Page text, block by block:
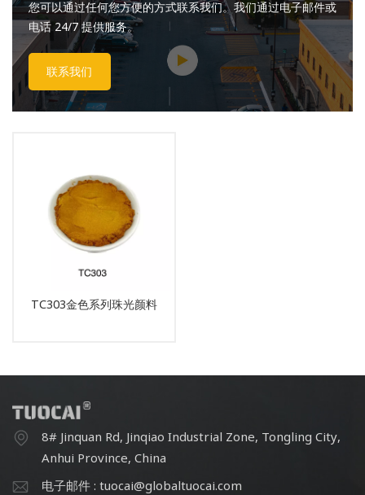
您可以通过任何您方便的方式联系我们。我们通过电子邮件或
电话 24/7 提供服务。
联系我们
TC303金色系列珠光颜料
8# Jinquan Rd, Jinqiao Industrial Zone, Tongling City,
Anhui Province, China
电子邮件 : tuocai@globaltuocai.com